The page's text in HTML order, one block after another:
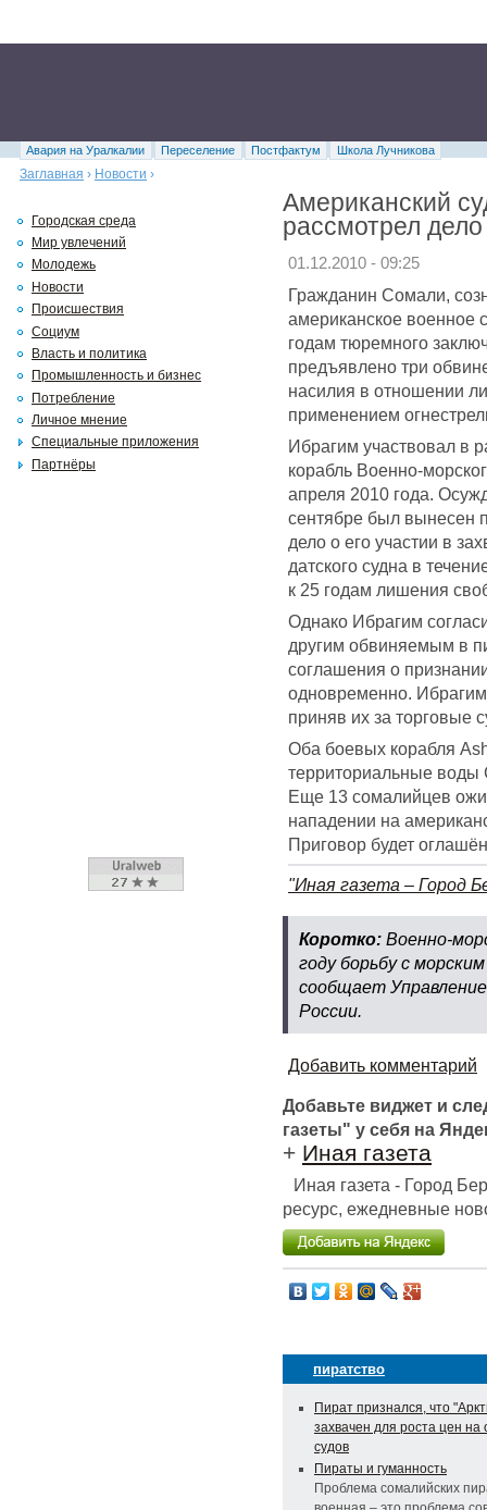
Авария на Уралкалии Переселение Постфактум
Школа Лучникова
Заглавная › Новости ›
Американский
рассмотрел
01.12.2010 - 09:25
Гражданин Сомали,
американское военное
годам тюремного
предъявлено три
насилия в отношении
применением
Ибрагим участвовал в
корабль Военно-
апреля 2010 года.
сентябре был вынесен
дело о его участии в
датского судна в
к 25 годам лишения
Однако Ибрагим
другим обвиняемым в
соглашения о
одновременно.
приняв их за торговые
Оба боевых корабля
территориальные
Еще 13 сомалийцев
нападении на
Приговор будет
"Иная газета – Город
Коротко: Военно-
году борьбу с
сообщает
России.
Добавить комментарий
Добавьте виджет и
газеты" у себя на
+ Иная газета
Иная газета - Город
ресурс, ежедневные
пиратство
Пират признался, что
захвачен для роста цен на
судов
Пираты и гуманность
Проблема сомалийских
Городская среда
Мир увлечений
Молодежь
Новости
Происшествия
Социум
Власть и политика
Промышленность и бизнес
Потребление
Личное мнение
Специальные приложения
Партнёры